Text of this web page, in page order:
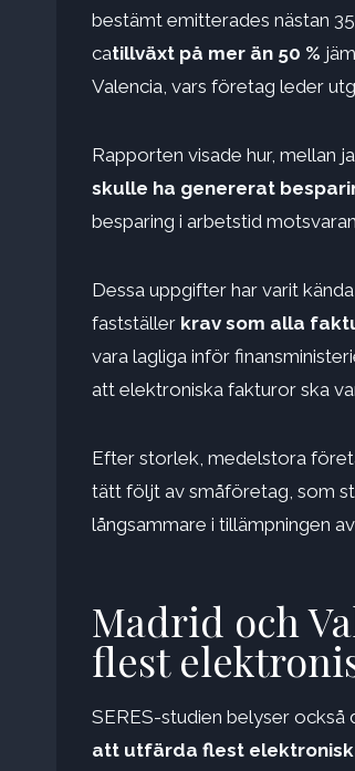
bestämt emitterades nästan
catillväxt på mer än 50 %
Valencia, vars företag leder
Rapporten visade hur, mellan
skulle ha genererat
besparing i arbetstid
Dessa uppgifter har varit
fastställer krav som alla
vara lagliga inför
att elektroniska fakturor ska
Efter storlek, medelstora
tätt följt av småföretag, som
långsammare i tillämpningen
Madrid och
flest
SERES-studien belyser också
att utfärda flest